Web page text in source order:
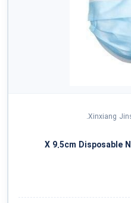
Xinxiang
17.5 X 9.5cm